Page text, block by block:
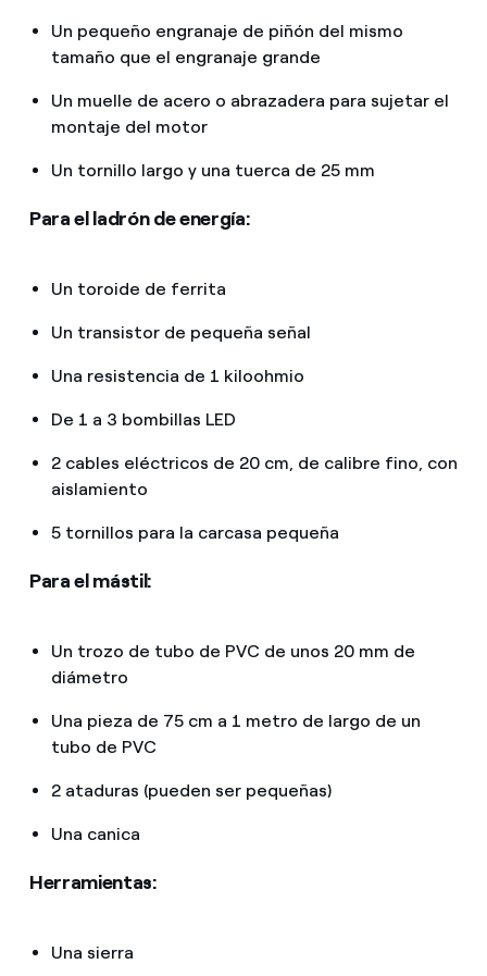
Un pequeño engranaje de piñón del mismo
tamaño que el engranaje grande
Un muelle de acero o abrazadera para sujetar el
montaje del motor
Un tornillo largo y una tuerca de 25 mm
Para el ladrón de energía:
Un toroide de ferrita
Un transistor de pequeña señal
Una resistencia de 1 kiloohmio
De 1 a 3 bombillas LED
2 cables eléctricos de 20 cm, de calibre fino, con
aislamiento
5 tornillos para la carcasa pequeña
Para el mástil:
Un trozo de tubo de PVC de unos 20 mm de
diámetro
Una pieza de 75 cm a 1 metro de largo de un
tubo de PVC
2 ataduras (pueden ser pequeñas)
Una canica
Herramientas:
Una sierra